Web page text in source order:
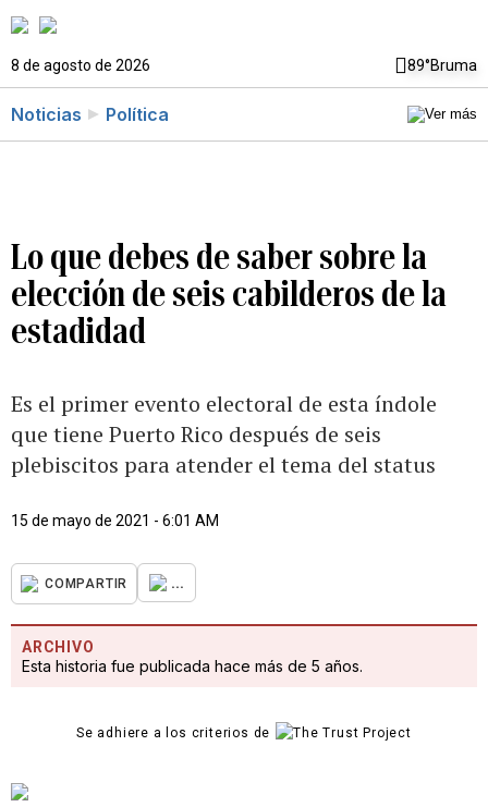
8 de agosto de 2026 89°Bruma
Noticias Política
Lo que debes de saber sobre la
elección de seis cabilderos de la
estadidad
Es el primer evento electoral de esta índole
que tiene Puerto Rico después de seis
plebiscitos para atender el tema del status
15 de mayo de 2021 - 6:01 AM
COMPARTIR ...
ARCHIVO
Esta historia fue publicada hace más de 5 años.
Se adhiere a los criterios de